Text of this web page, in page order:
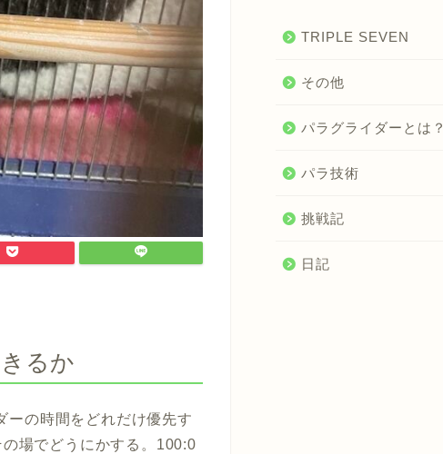
るか
ーの時間をどれだけ優先す
場でどうにかする。100:0
TRIPLE SEVEN
その他
パラグライダーとは？
パラ技術
挑戦記
日記